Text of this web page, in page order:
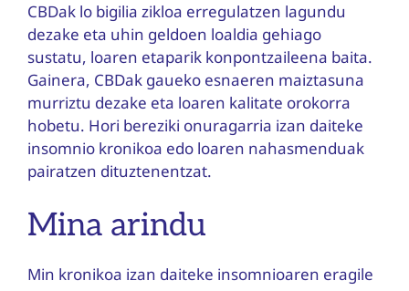
CBDak lo bigilia zikloa erregulatzen lagundu
dezake eta uhin geldoen loaldia gehiago
sustatu, loaren etaparik konpontzaileena baita.
Gainera, CBDak gaueko esnaeren maiztasuna
murriztu dezake eta loaren kalitate orokorra
hobetu. Hori bereziki onuragarria izan daiteke
insomnio kronikoa edo loaren nahasmenduak
pairatzen dituztenentzat.
Mina arindu
Min kronikoa izan daiteke insomnioaren eragile